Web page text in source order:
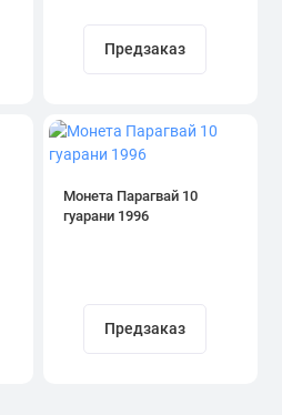
Предзаказ
Монета Парагвай 10
гуарани 1996
Предзаказ